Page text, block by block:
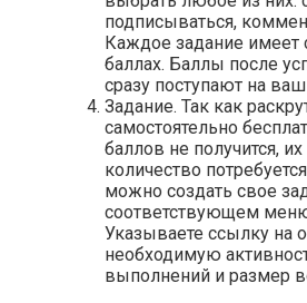
подписываться,
Каждое задание имеет
баллах. Баллы после
сразу поступают на ваш
Задание. Так как
самостоятельно
баллов не получится,
количество
можно создать свое
соответствующем
Указываете ссылку на
необходимую
выполнений и размер